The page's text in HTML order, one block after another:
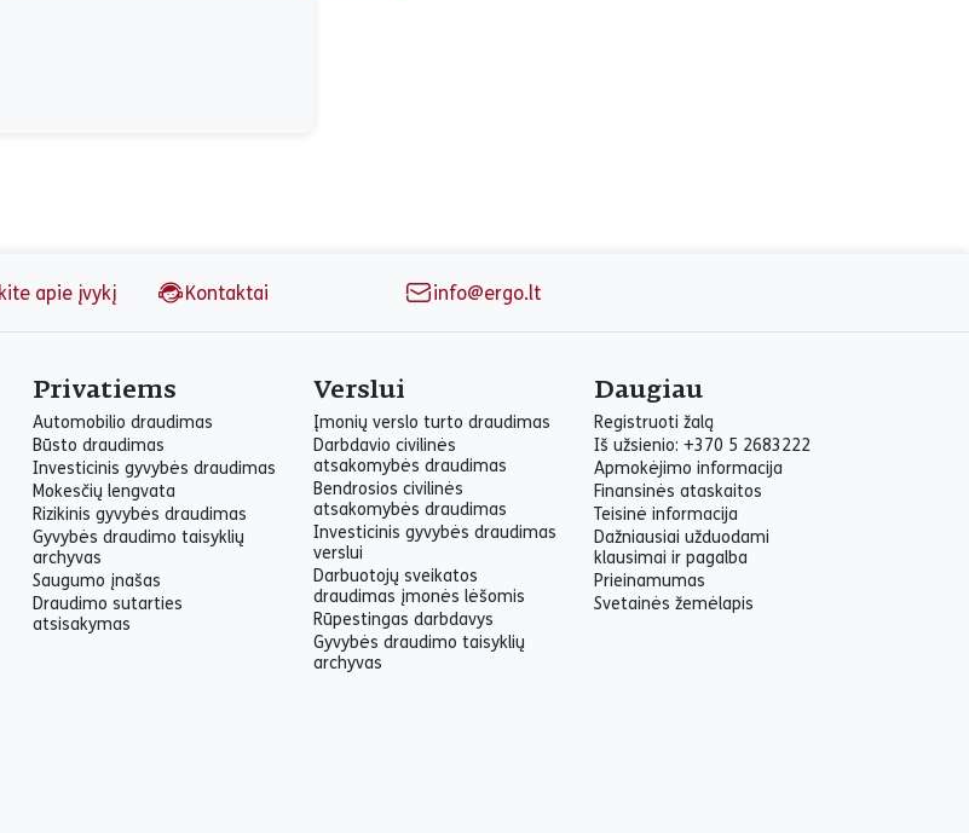
apie įvykį Kontaktai info@ergo.lt
Privatiems
Automobilio draudimas
Būsto draudimas
Investicinis gyvybės draudimas
Mokesčių lengvata
Rizikinis gyvybės draudimas
Gyvybės draudimo taisyklių
archyvas
Saugumo įnašas
Draudimo sutarties
atsisakymas
Verslui
Įmonių verslo turto draudimas
Darbdavio civilinės
atsakomybės draudimas
Bendrosios civilinės
atsakomybės draudimas
Investicinis gyvybės draudimas
verslui
Darbuotojų sveikatos
draudimas įmonės lėšomis
Rūpestingas darbdavys
Gyvybės draudimo taisyklių
archyvas
Daugiau
Registruoti žalą
Iš užsienio: +370 5 2683222
Apmokėjimo informacija
Finansinės ataskaitos
Teisinė informacija
Dažniausiai užduodami
klausimai ir pagalba
Prieinamumas
Svetainės žemėlapis